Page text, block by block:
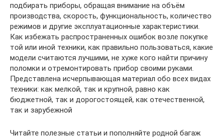
подбирать приборы, обращая внимание на объём
производства, скорость, функциональность, количество
режимов и другие эксплуатационные характеристики.
Как избежать распространенных ошибок возле покупке
той или иной техники, как правильно пользоваться, какие
модели считаются лучшими, не хуже кого найти причину
поломки и отремонтировать прибор своими руками.
Представлена исчерпывающая материал обо всех видах
техники: как мелкой, так и крупной, равно как
бюджетной, так и дорогостоящей, как отечественной,
так и зарубежной
Читайте полезные статьи и пополняйте родной багаж